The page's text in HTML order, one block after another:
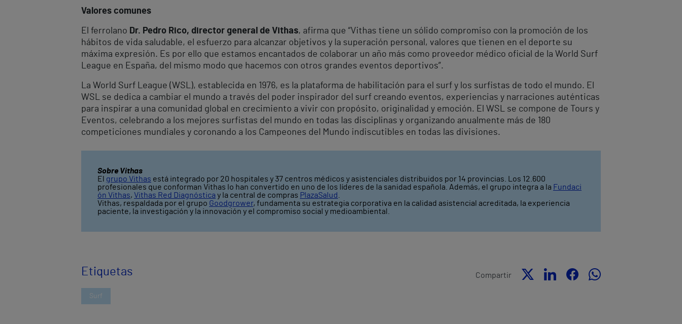
Valores comunes
El ferrolano Dr. Pedro Rico, director general de Vithas, afirma que “Vithas tiene un sólido compromiso con la promoción de los
hábitos de vida saludable, el esfuerzo para alcanzar objetivos y la superación personal, valores que tienen en el deporte su
máxima expresión. Es por ello que estamos encantados de colaborar un año más como proveedor médico oficial de la World Surf
League en España, del mismo modo que hacemos con otros grandes eventos deportivos”.
La World Surf League (WSL), establecida en 1976, es la plataforma de habilitación para el surf y los surfistas de todo el mundo. El
WSL se dedica a cambiar el mundo a través del poder inspirador del surf creando eventos, experiencias y narraciones auténticas
para inspirar a una comunidad global en crecimiento a vivir con propósito, originalidad y emoción. El WSL se compone de Tours y
Eventos, celebrando a los mejores surfistas del mundo en todas las disciplinas y organizando anualmente más de 180
competiciones mundiales y coronando a los Campeones del Mundo indiscutibles en todas las divisiones.
Sobre Vithas
El grupo Vithas está integrado por 20 hospitales y 37 centros médicos y asistenciales distribuidos por 14 provincias. Los 12.600
profesionales que conforman Vithas lo han convertido en uno de los líderes de la sanidad española. Además, el grupo integra a la Fundaci
ón Vithas, Vithas Red Diagnóstica y la central de compras PlazaSalud
Vithas, respaldada por el grupo Goodgrower, fundamenta su estrategia corporativa en la calidad asistencial acreditada, la experiencia
paciente, la investigación y la innovación y el compromiso social y medioambiental.
Compartir
Etiquetas
Surf